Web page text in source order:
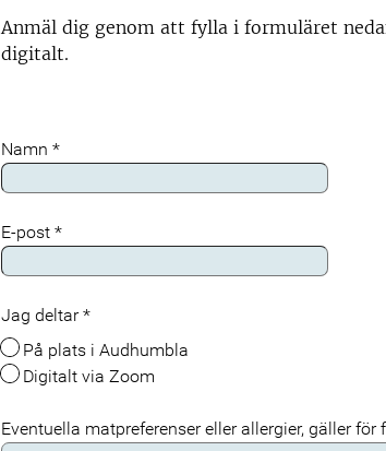
Anmäl dig genom att fylla i formuläret
digitalt.
Namn *
E-post *
Jag deltar*
På plats i Audhumbla
Digitalt via Zoom
Eventuella matpreferenser eller allergier, gäller